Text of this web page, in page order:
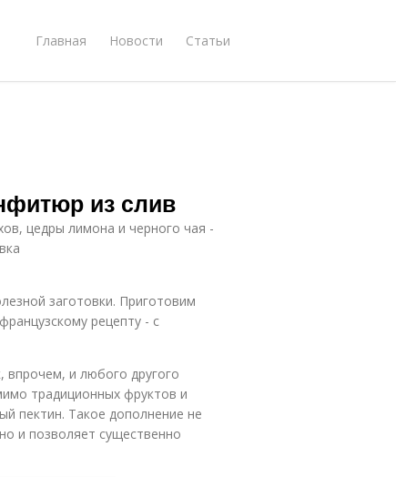
Главная Новости Статьи
из слив
цедры лимона и черного чая -
заготовки. Приготовим
рецепту - с
впрочем, и любого другого
традиционных фруктов и
пектин. Такое дополнение не
и позволяет существенно